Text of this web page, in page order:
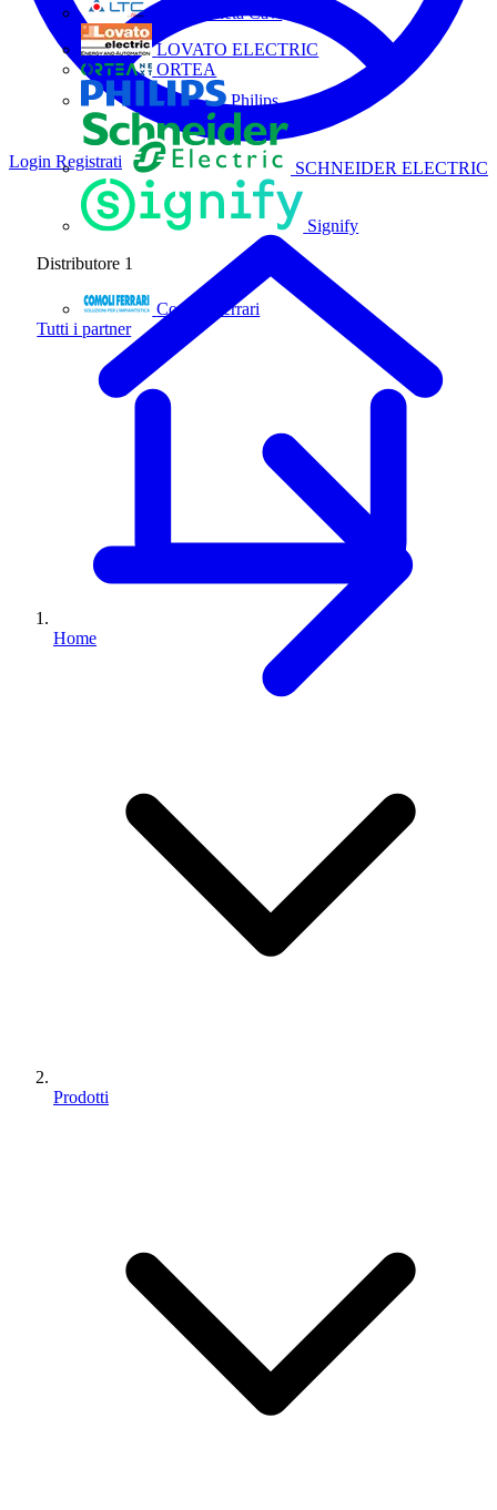
La Triveneta Cavi
LOVATO ELECTRIC
ORTEA
Philips
SCHNEIDER ELECTRIC
Signify
Distributore 1
Comoli Ferrari
Tutti i partner
Login Registrati
Home
Prodotti